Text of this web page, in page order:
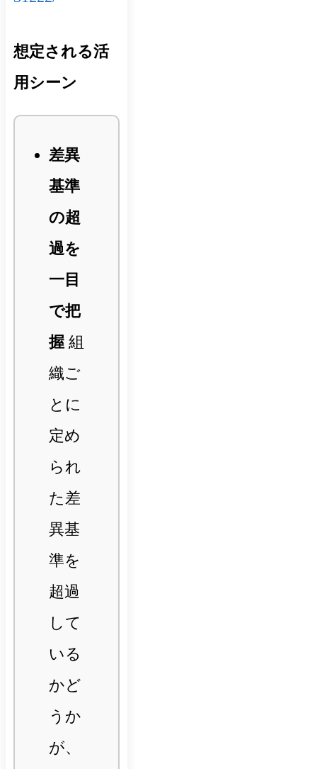
想定される活
用シーン
差異
基準
の超
過を
一目
で把
握組
織ご
とに
定め
られ
た差
異基
準を
超過
して
いる
かど
うか
が、